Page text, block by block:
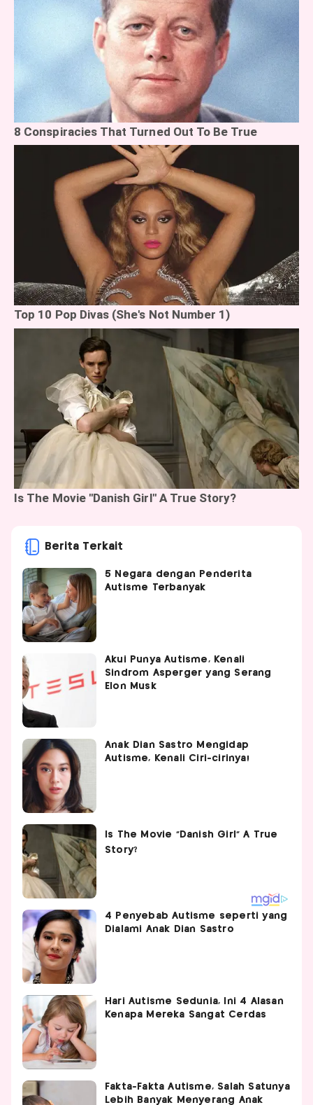
Berita Terkait
5 Negara dengan Penderita
Autisme Terbanyak
Akui Punya Autisme, Kenali
Sindrom Asperger yang Serang
Elon Musk
Anak Dian Sastro Mengidap
Autisme, Kenali Ciri-cirinya!
4 Penyebab Autisme seperti yang
Dialami Anak Dian Sastro
Hari Autisme Sedunia, Ini 4 Alasan
Kenapa Mereka Sangat Cerdas
Fakta-Fakta Autisme, Salah Satunya
Lebih Banyak Menyerang Anak